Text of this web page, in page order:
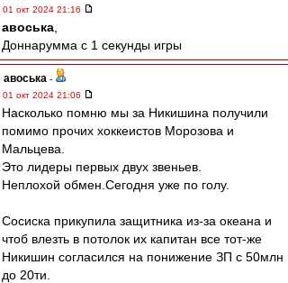
01 окт 2024 21:16
авоська
Доннарумма с 1 секунды игры
авоська -
01 окт 2024 21:06
Насколько помню мы за Никишина получили
помимо прочих хоккеистов Морозова и
Мальцева.
Это лидеры первых двух звеньев.
Неплохой обмен.Сегодня уже по голу.
Сосиска прикупила защитника из-за океана и
чтоб влезть в потолок их капитан все тот-же
Никишин согласился на понижение ЗП с 50млн
до 20ти.